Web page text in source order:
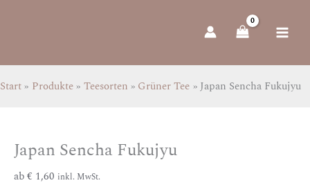
Start Produkte Teesorten Grüner Tee Japan Sencha Fukujyu
Japan Sencha Fukujyu
ab€ 1,60 inkl. MwSt.